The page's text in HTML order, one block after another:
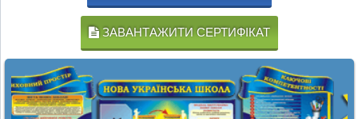
ЗАВАНТАЖИТИ СЕРТИФІКАТ